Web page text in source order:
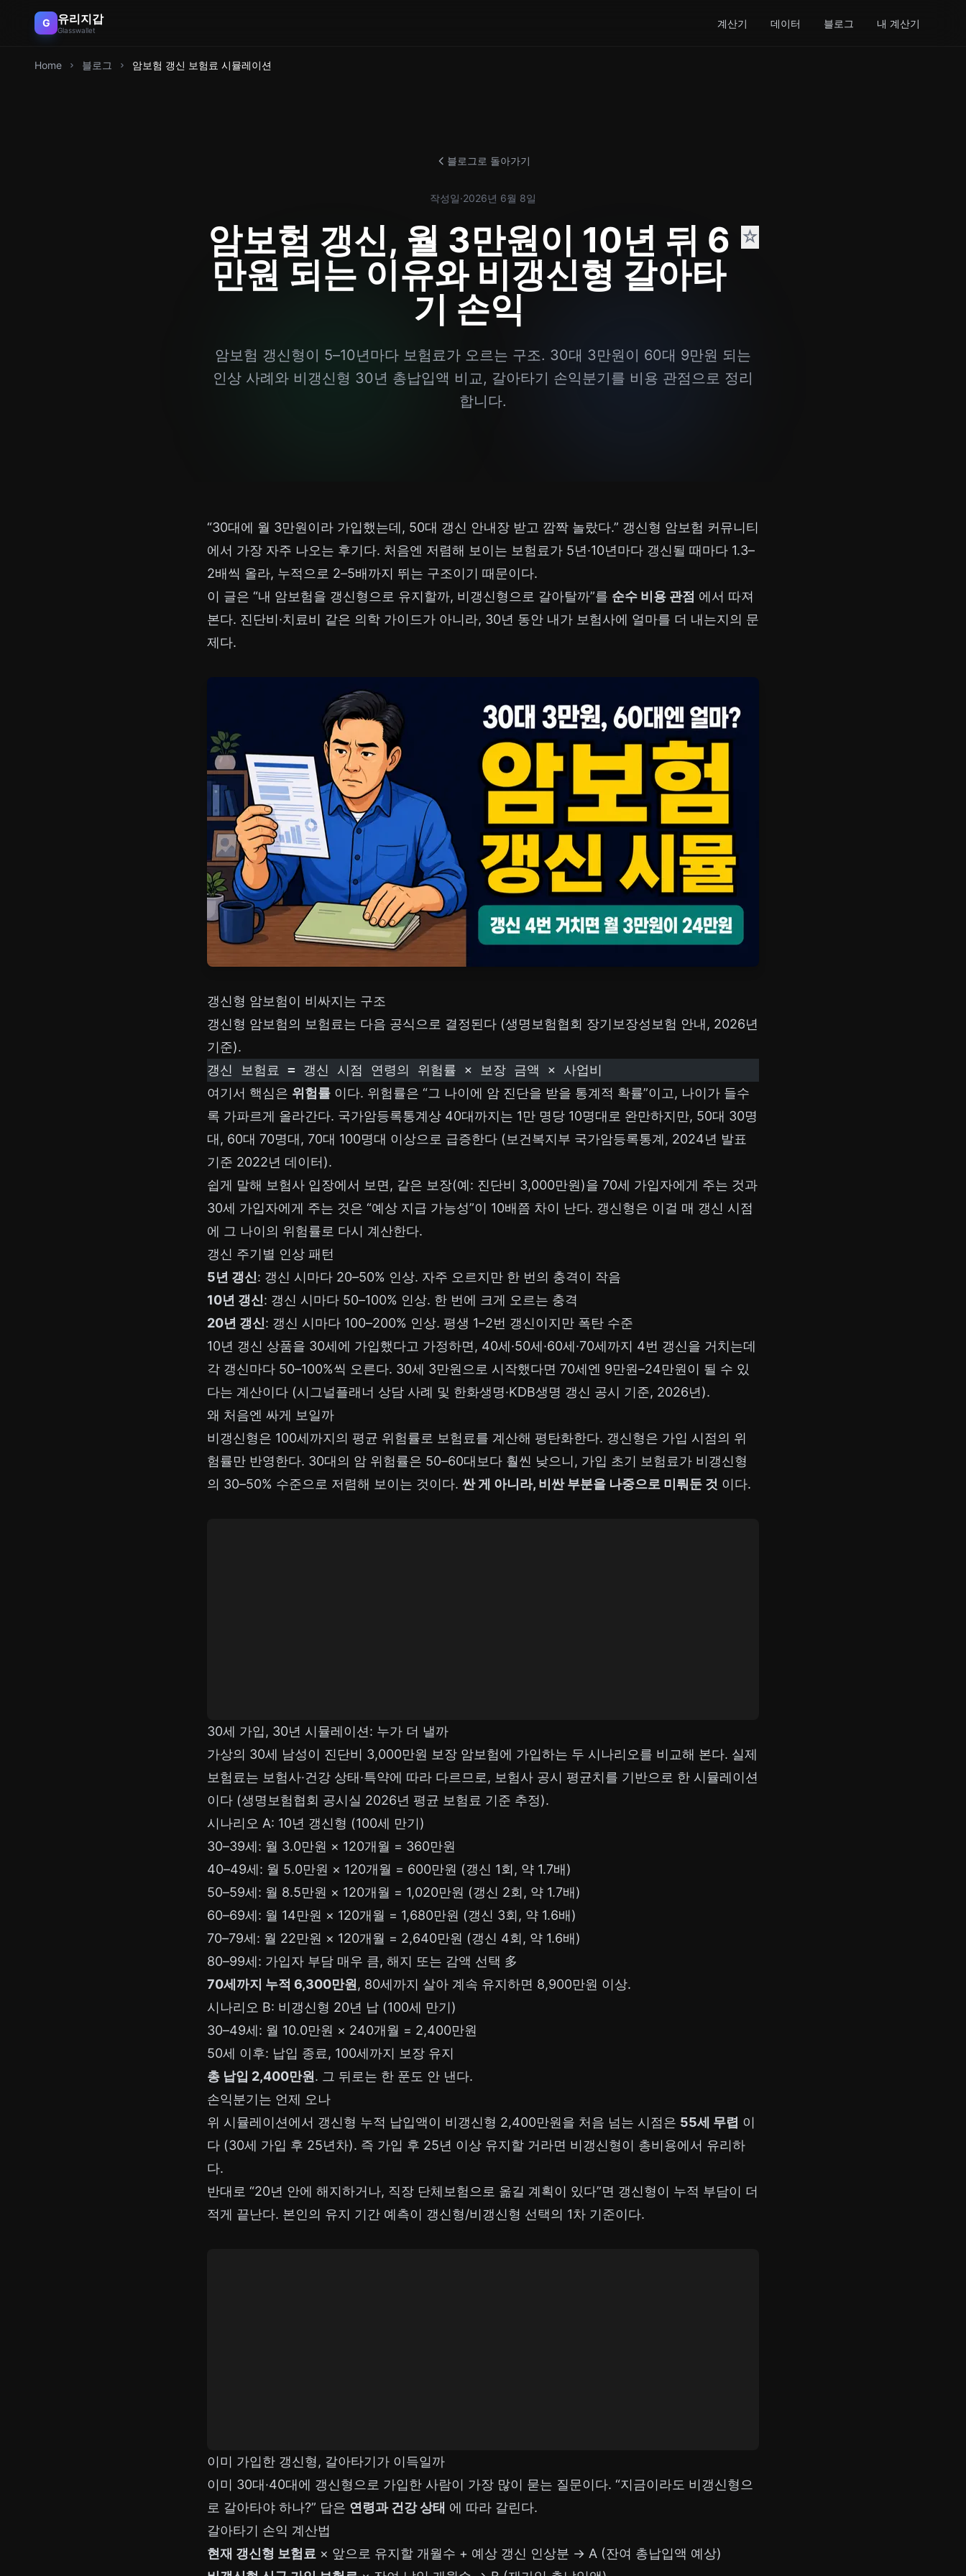
G 유리지갑
Glasswallet
계산기 데이터 블로그 내 계산기
Home 블로그 암보험 갱신 보험료 시뮬레이션
블로그로 돌아가기
작성일·2026년 6월 8일
암보험 갱신, 월 3만원이 10년 뒤 6
만원 되는 이유와 비갱신형 갈아타
기 손익
☆
암보험 갱신형이 5–10년마다 보험료가 오르는 구조. 30대 3만원이 60대 9만원 되는
인상 사례와 비갱신형 30년 총납입액 비교, 갈아타기 손익분기를 비용 관점으로 정리
합니다.
“30대에 월 3만원이라 가입했는데, 50대 갱신 안내장 받고 깜짝 놀랐다.” 갱신형 암보험 커뮤니티
에서 가장 자주 나오는 후기다. 처음엔 저렴해 보이는 보험료가 5년·10년마다 갱신될 때마다 1.3–
2배씩 올라, 누적으로 2–5배까지 뛰는 구조이기 때문이다.
이 글은 “내 암보험을 갱신형으로 유지할까, 비갱신형으로 갈아탈까”를 순수 비용 관점 에서 따져
본다. 진단비·치료비 같은 의학 가이드가 아니라, 30년 동안 내가 보험사에 얼마를 더 내는지의 문
제다.
갱신형 암보험이 비싸지는 구조
갱신형 암보험의 보험료는 다음 공식으로 결정된다 (생명보험협회 장기보장성보험 안내, 2026년
기준).
갱신 보험료 = 갱신 시점 연령의 위험률 × 보장 금액 × 사업비
여기서 핵심은 위험률 이다. 위험률은 “그 나이에 암 진단을 받을 통계적 확률”이고, 나이가 들수
록 가파르게 올라간다. 국가암등록통계상 40대까지는 1만 명당 10명대로 완만하지만, 50대 30명
대, 60대 70명대, 70대 100명대 이상으로 급증한다 (보건복지부 국가암등록통계, 2024년 발표
기준 2022년 데이터).
쉽게 말해 보험사 입장에서 보면, 같은 보장(예: 진단비 3,000만원)을 70세 가입자에게 주는 것과
30세 가입자에게 주는 것은 “예상 지급 가능성”이 10배쯤 차이 난다. 갱신형은 이걸 매 갱신 시점
에 그 나이의 위험률로 다시 계산한다.
갱신 주기별 인상 패턴
5년 갱신: 갱신 시마다 20–50% 인상. 자주 오르지만 한 번의 충격이 작음
10년 갱신: 갱신 시마다 50–100% 인상. 한 번에 크게 오르는 충격
20년 갱신: 갱신 시마다 100–200% 인상. 평생 1–2번 갱신이지만 폭탄 수준
10년 갱신 상품을 30세에 가입했다고 가정하면, 40세·50세·60세·70세까지 4번 갱신을 거치는데
각 갱신마다 50–100%씩 오른다. 30세 3만원으로 시작했다면 70세엔 9만원–24만원이 될 수 있
다는 계산이다 (시그널플래너 상담 사례 및 한화생명·KDB생명 갱신 공시 기준, 2026년).
왜 처음엔 싸게 보일까
비갱신형은 100세까지의 평균 위험률로 보험료를 계산해 평탄화한다. 갱신형은 가입 시점의 위
험률만 반영한다. 30대의 암 위험률은 50–60대보다 훨씬 낮으니, 가입 초기 보험료가 비갱신형
의 30–50% 수준으로 저렴해 보이는 것이다. 싼 게 아니라, 비싼 부분을 나중으로 미뤄둔 것 이다.
30세 가입, 30년 시뮬레이션: 누가 더 낼까
가상의 30세 남성이 진단비 3,000만원 보장 암보험에 가입하는 두 시나리오를 비교해 본다. 실제
보험료는 보험사·건강 상태·특약에 따라 다르므로, 보험사 공시 평균치를 기반으로 한 시뮬레이션
이다 (생명보험협회 공시실 2026년 평균 보험료 기준 추정).
시나리오 A: 10년 갱신형 (100세 만기)
30–39세: 월 3.0만원 × 120개월 = 360만원
40–49세: 월 5.0만원 × 120개월 = 600만원 (갱신 1회, 약 1.7배)
50–59세: 월 8.5만원 × 120개월 = 1,020만원 (갱신 2회, 약 1.7배)
60–69세: 월 14만원 × 120개월 = 1,680만원 (갱신 3회, 약 1.6배)
70–79세: 월 22만원 × 120개월 = 2,640만원 (갱신 4회, 약 1.6배)
80–99세: 가입자 부담 매우 큼, 해지 또는 감액 선택 多
70세까지 누적 6,300만원 , 80세까지 살아 계속 유지하면 8,900만원 이상.
시나리오 B: 비갱신형 20년 납 (100세 만기)
30–49세: 월 10.0만원 × 240개월 = 2,400만원
50세 이후: 납입 종료, 100세까지 보장 유지
총 납입 2,400만원 . 그 뒤로는 한 푼도 안 낸다.
손익분기는 언제 오나
위 시뮬레이션에서 갱신형 누적 납입액이 비갱신형 2,400만원을 처음 넘는 시점은 55세 무렵 이
다 (30세 가입 후 25년차). 즉 가입 후 25년 이상 유지할 거라면 비갱신형이 총비용에서 유리하
다.
반대로 “20년 안에 해지하거나, 직장 단체보험으로 옮길 계획이 있다”면 갱신형이 누적 부담이 더
적게 끝난다. 본인의 유지 기간 예측이 갱신형/비갱신형 선택의 1차 기준이다.
이미 가입한 갱신형, 갈아타기가 이득일까
이미 30대·40대에 갱신형으로 가입한 사람이 가장 많이 묻는 질문이다. “지금이라도 비갱신형으
로 갈아타야 하나?” 답은 연령과 건강 상태 에 따라 갈린다.
갈아타기 손익 계산법
현재 갱신형 보험료 × 앞으로 유지할 개월수 + 예상 갱신 인상분 → A (잔여 총납입액 예상)